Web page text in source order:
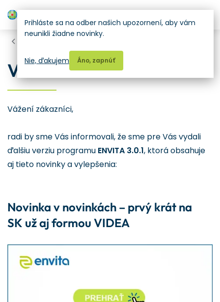
Verzia ENVITA 3.0.1
Vážení zákazníci,
radi by sme Vás informovali, že sme pre Vás vydali
ďalšiu verziu programu ENVITA 3.0.1, ktorá obsahuje
aj tieto novinky a vylepšenia:
Novinka v novinkách – prvý krát na
SK už aj formou VIDEA
Prihláste sa na odber našich upozornení, aby vám
neunikli žiadne novinky.
Áno, zapnúť
Nie, ďakujem